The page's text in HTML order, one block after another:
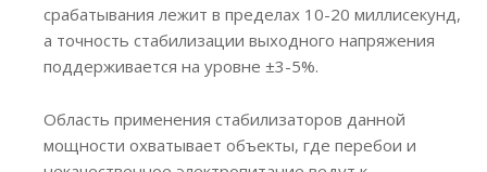
срабатывания лежит в пределах 10-20 миллисекунд,
а точность стабилизации выходного напряжения
поддерживается на уровне ±3-5%.
Область применения стабилизаторов данной
мощности охватывает объекты, где перебои и